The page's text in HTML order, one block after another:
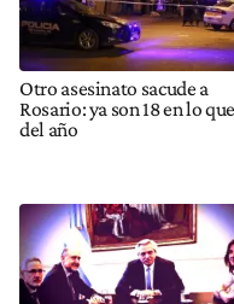
Otro asesinato sacude a
Rosario: ya son 18 en lo
del año